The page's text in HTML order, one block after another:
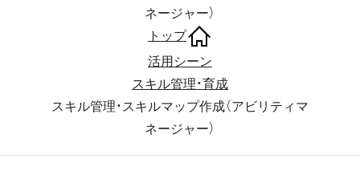
ネージャー）
トップ
活用シーン
スキル管理・育成
スキル管理・スキルマップ作成（アビリティマ
ネージャー）